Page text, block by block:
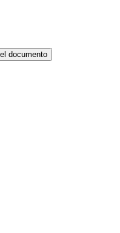
documento